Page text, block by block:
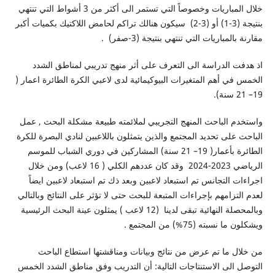
خلال المباريات وخصوصاً التي تستمر الى أكثر من 3 أشواط التي تنتهي
بنتيجة (3-1) أو (3-2) سيكون هنالك تراكم لحامض اللاكتيك بكميات أكبر
مقارنة بالمباريات التي تنتهي بنتيجة (3-صفر) .
اذ هدفت الدراسة الى التعرف على أثر منهج تدريبي لمناطق الشدد
الخمس في أهم المتغيرات البيوكيمائية لدى لاعبي الكرة الطائرة اعمار (
19– 21 سنة).
واستخدم الباحث المنهج التجريبي لملائمته طبيعة مشكلة البحث , عمل
الباحث على تحديد المجتمع والذين يتمثلون باللاعبين لنادي البصرة للكرة
الطائرة بأعمار( 19– 21 سنة) المشاركين في دوري الشباب للموسم
الرياضي 2023-2024 وقد كان عددهم الكلي ( 16 لاعب) ومن خلال
اجراءات التجانس تم استبعاد لاعبين وبعد ذك تم استبعاد لاعبين ايضاً
لعدم التزامهم بإجراءات المتبعة للبحث حتى لا تؤثر على النتائج وبالتالي
وبالمحصلة النهائية تبقى لدينا (12 لاعب ) يمثلون عينة البحث الرئيسية
ويشكلون ما نسبته (75%) من المجتمع .
من خلال ما تم عرض من نتائج وبيانات ومناقشتها استطاع الباحث
التوصل الى الاستنتاجات التالية: أن التدريب وفق مناطق الشدد الخمس